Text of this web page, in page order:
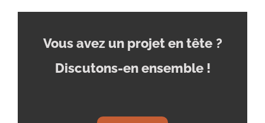
Vous avez un projet en tête ?
Discutons-en ensemble !